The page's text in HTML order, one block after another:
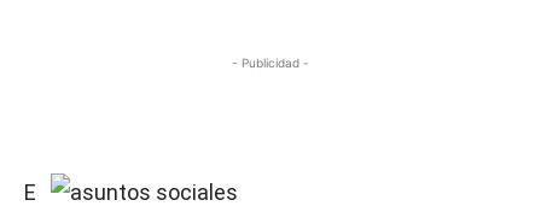
- Publicidad -
E